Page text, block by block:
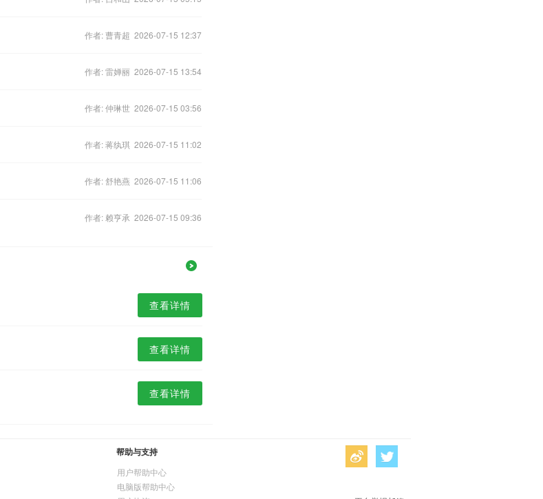
作者: 曹青超 2026-07-15 12:37
作者: 雷婵丽 2026-07-15 13:54
作者: 仲琳世 2026-07-15 03:56
作者: 蒋纨琪 2026-07-15 11:02
作者: 舒艳燕 2026-07-15 11:06
作者: 赖亨承 2026-07-15 09:36
查看详情
查看详情
查看详情
帮助与支持
用户帮助中心
电脑版帮助中心